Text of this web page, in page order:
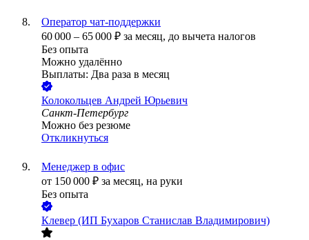
Оператор чат-поддержки
60 000 – 65 000 ₽ за месяц, до вычета налогов
Без опыта
Можно удалённо
Выплаты: Два раза в месяц
Колокольцев Андрей Юрьевич
Санкт-Петербург
Можно без резюме
Откликнуться
Менеджер в офис
от 150 000 ₽ за месяц, на руки
Без опыта
Клевер (ИП Бухаров Станислав Владимирович)